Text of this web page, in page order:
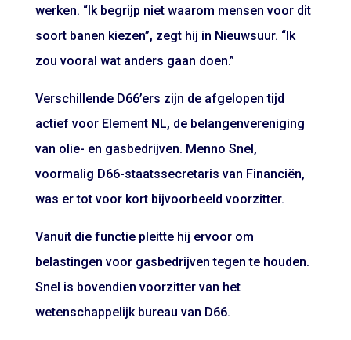
werken. “Ik begrijp niet waarom mensen voor dit
soort banen kiezen”, zegt hij in Nieuwsuur. “Ik
zou vooral wat anders gaan doen.”
Verschillende D66’ers zijn de afgelopen tijd
actief voor Element NL, de belangenvereniging
van olie- en gasbedrijven. Menno Snel,
voormalig D66-staatssecretaris van Financiën,
was er tot voor kort bijvoorbeeld voorzitter.
Vanuit die functie pleitte hij ervoor om
belastingen voor gasbedrijven tegen te houden.
Snel is bovendien voorzitter van het
wetenschappelijk bureau van D66.